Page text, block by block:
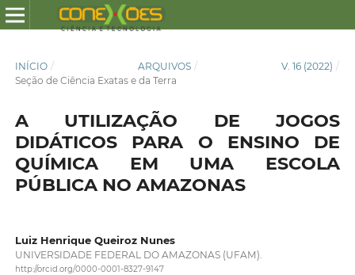
INÍCIO / ARQUIVOS / V. 16 (2022) /
Seção de Ciência Exatas e da Terra
A UTILIZAÇÃO DE JOGOS
DIDÁTICOS PARA O ENSINO DE
QUÍMICA EM UMA ESCOLA
PÚBLICA NO AMAZONAS
Luiz Henrique Queiroz Nunes
UNIVERSIDADE FEDERAL DO AMAZONAS (UFAM).
http://orcid.org/0000-0001-8327-9147